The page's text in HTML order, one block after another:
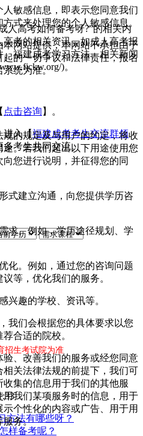
高考如何备考呀?”的相关内
考的相关资讯，如成人高考报
福建成考学习方法、相关新闻
)。
点击咨询 】。
入【福建成考考生交流群领
考生共同交流。
人敏感信息，即表示您同意我们
式来处理您的个人敏感信息。
本网站提供，本网站不承担由于
的一切争议和法律责任，报名
系统为准。
的规定及与用户的约定，将收
。若我们超出以下用途使用您
您进行说明，并征得您的同
式建立沟通，向您提供学历咨
求。例如，学历途径规划、学
化。例如，通过您的咨询问题
等，优化我们的服务。
兴趣的学校、资讯等。
我们会根据您的具体要求以您
合适的院校。
验、改善我们的服务或经您同意
相关法律法规的前提下，我们可
集的信息用于我们的其他服
用我们某项服务时的信息，用于
示个性化的内容或广告、用于用
服务。
招生考试院为准
方法有哪些呀？
样备考呢？